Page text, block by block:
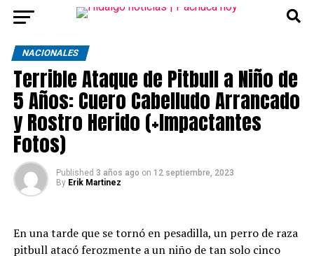
NACIONALES
Terrible Ataque de Pitbull a Niño de
5 Años: Cuero Cabelludo Arrancado
y Rostro Herido (+Impactantes
Fotos)
Published 3 años ago on 12 septiembre, 2023
By Erik Martinez
En una tarde que se tornó en pesadilla, un perro de raza
pitbull atacó ferozmente a un niño de tan solo cinco